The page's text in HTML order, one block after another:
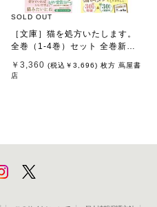
SOLD OUT
［文庫］猫を処方いたします。
全巻（1-4巻）セット 全巻新品 /
￥3,360 (税込 ￥3,696) 枚方 蔦屋書
店